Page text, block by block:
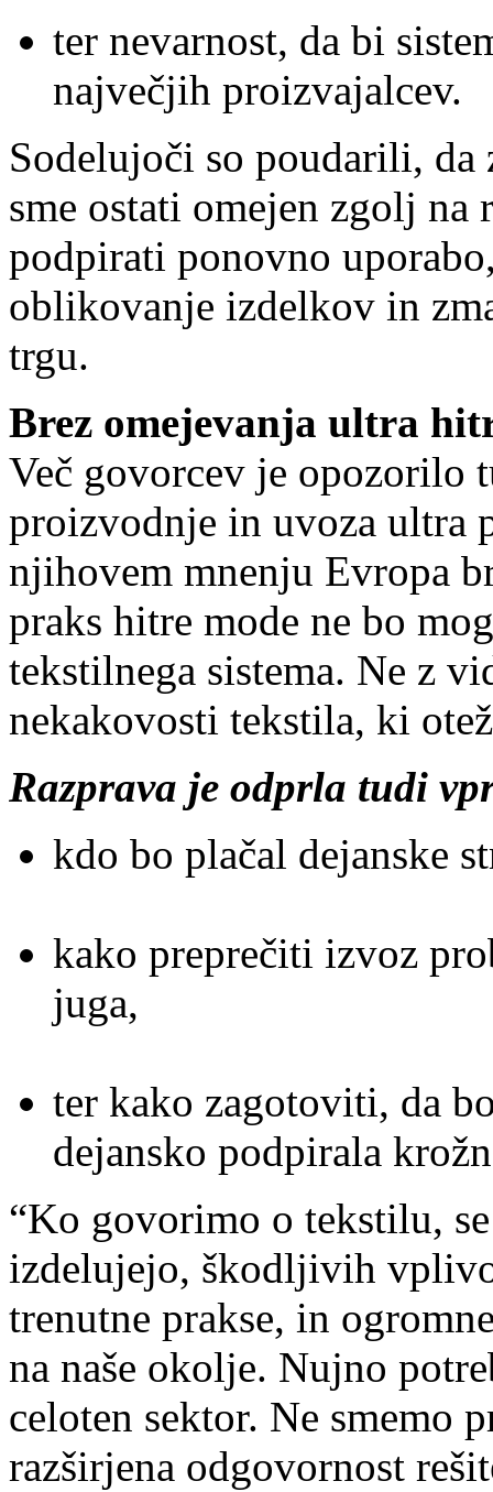
ter nevarnost, da bi
največjih proizvajalcev.
Sodelujoči so poudarili, da
sme ostati omejen zgolj
podpirati ponovno
oblikovanje izdelkov in
trgu.
Brez omejevanja ultra
Več govorcev je opozorilo
proizvodnje in uvoza ultra
njihovem mnenju Evropa
praks hitre mode ne bo
tekstilnega sistema. Ne z
nekakovosti tekstila, ki
Razprava je odprla tudi
kdo bo plačal dejanske
kako preprečiti izvoz
juga,
ter kako zagotoviti, da
dejansko podpirala
“Ko govorimo o tekstilu,
izdelujejo, škodljivih
trenutne prakse, in
na naše okolje. Nujno
celoten sektor. Ne smemo
razširjena odgovornost